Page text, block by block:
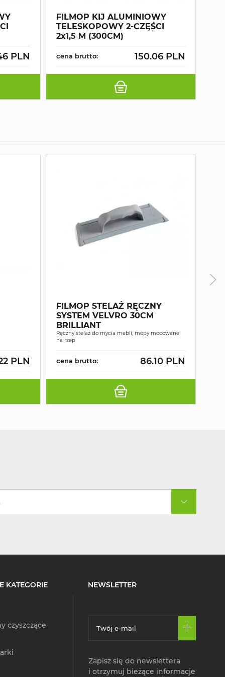
PLN
FILMOP KIJ ALUMINIOWY
TELESKOPOWY 2-CZĘŚCI
2x1,5 M (300CM)
cena brutto: 150.06 PLN
PLN
FILMOP STELAŻ RĘCZNY
SYSTEM VELVRO 30CM
BRILLIANT
Ręczny stelaż do mycia mebli, mopy mocowane
na rzep
cena brutto: 86.10 PLN
KATEGORIE
czyszczące
NEWSLETTER
Zapisz się do newslettera
i otrzymuj bieżące informacje